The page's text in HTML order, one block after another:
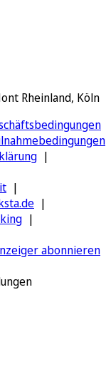
Rheinland, Köln
abonnieren